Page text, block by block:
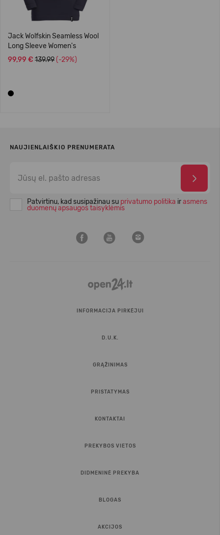
Jack Wolfskin Seamless Wool
Long Sleeve Women's
99,99 € 139.99 (-29%)
NAUJIENLAIŠKIO PRENUMERATA
Patvirtinu, kad susipažinau su privatumo politika irasmens
duomenų apsaugos taisyklėmis
INFORMACIJA PIRKĖJUI
D.U.K.
GRĄŽINIMAS
PRISTATYMAS
KONTAKTAI
PREKYBOS VIETOS
DIDMENINĖ PREKYBA
BLOGAS
AKCIJOS